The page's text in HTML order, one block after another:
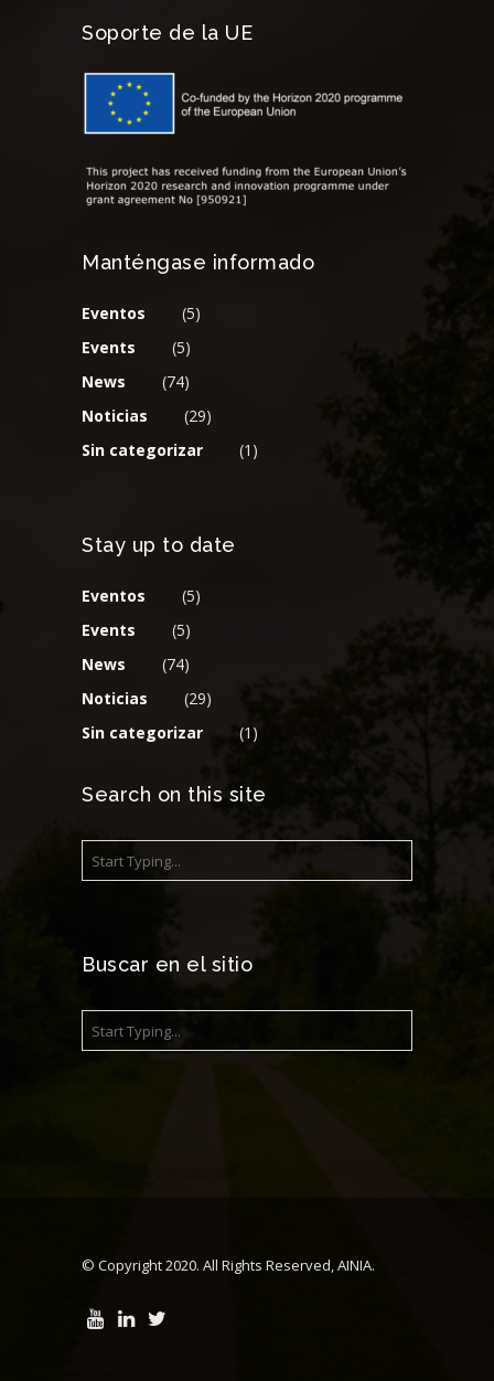
Soporte de la UE
Manténgase informado
Eventos
(5)
Events
(5)
News
(74)
Noticias
(29)
Sin categorizar
(1)
Stay up to date
Eventos
(5)
Events
(5)
News
(74)
Noticias
(29)
Sin categorizar
(1)
Search on this site
Buscar en el sitio
© Copyright 2020. All Rights Reserved, AINIA.